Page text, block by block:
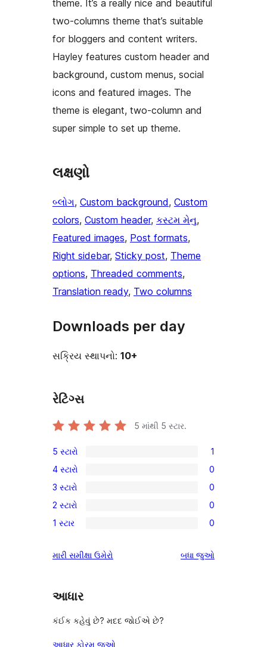
theme. It’s a really nice and beautiful
two-columns theme that’s suitable
for bloggers and content writers.
Hayley features custom header and
background, custom menus, social
icons and featured images. The
theme is elegant, two-column and
super simple to set up theme.
લક્ષણો
બ્લોગ, Custom background, Custom
colors, Custom header, કસ્ટમ મેનુ
Featured images, Post formats
Right sidebar, Sticky post, Theme
options, Threaded comments
Translation ready, Two columns
Downloads per day
સક્રિય સ્થાપનો: 10+
રેટિંગ્સ
5 માંથી 5 સ્ટાર.
1
5-
સ્ટાર
સમીક્ષા
5 સ્ટારો 1
0
4-
સ્ટાર
સમીક્ષાઓ
4 સ્ટારો 0
0
3-
સ્ટાર
3 સ્ટારો 0
0
2-
સમીક્ષાઓ
2 સ્ટારો 0
0
સ્ટાર
1 સ્ટાર 0
મારી સમીક્ષા ઉમેરો બધા સમીક્ષાઓ
જુઓ
આધાર
કંઈક કહેવું છે? મદદ જોઈએ છે?
આધાર ફોરમ જુઓ